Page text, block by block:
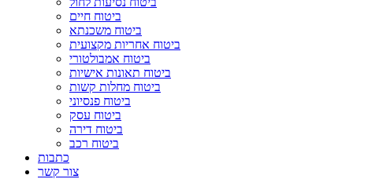
ביטוח חיים
ביטוח משכנתא
ביטוח אחריות מקצועית
ביטוח אמבולטורי
ביטוח תאונות אישיות
ביטוח מחלות קשות
ביטוח פנסיוני
ביטוח עסק
ביטוח דירה
ביטוח רכב
כתבות
צור קשר